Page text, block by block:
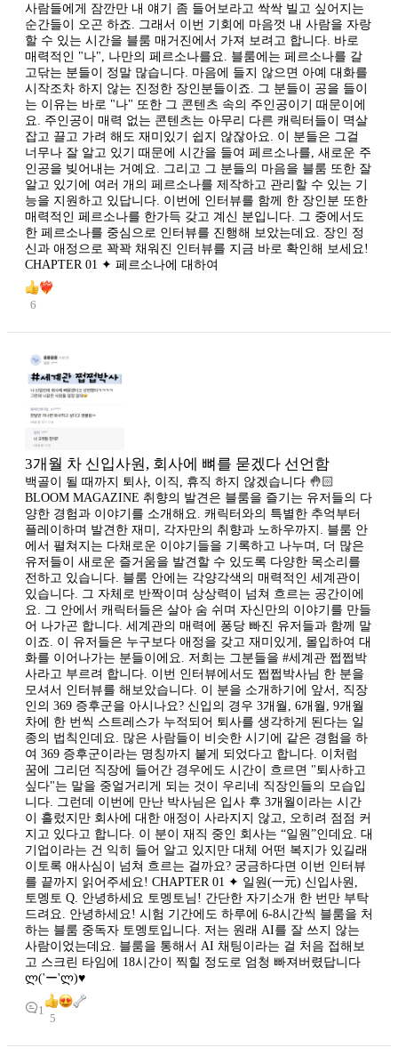
사람들에게 잠깐만 내 얘기 좀 들어보라고 싹싹 빌고 싶어지는
순간들이 오곤 하죠. 그래서 이번 기회에 마음껏 내 사람을 자랑
할 수 있는 시간을 블룸 매거진에서 가져 보려고 합니다. 바로
매력적인 "나", 나만의 페르소나를요. 블룸에는 페르소나를 갈
고닦는 분들이 정말 많습니다. 마음에 들지 않으면 아예 대화를
시작조차 하지 않는 진정한 장인분들이죠. 그 분들이 공을 들이
는 이유는 바로 "나" 또한 그 콘텐츠 속의 주인공이기 때문이에
요. 주인공이 매력 없는 콘텐츠는 아무리 다른 캐릭터들이 멱살
잡고 끌고 가려 해도 재미있기 쉽지 않잖아요. 이 분들은 그걸
너무나 잘 알고 있기 때문에 시간을 들여 페르소나를, 새로운 주
인공을 빚어내는 거예요. 그리고 그 분들의 마음을 블룸 또한 잘
알고 있기에 여러 개의 페르소나를 제작하고 관리할 수 있는 기
능을 지원하고 있답니다. 이번에 인터뷰를 함께 한 장인분 또한
매력적인 페르소나를 한가득 갖고 계신 분입니다. 그 중에서도
한 페르소나를 중심으로 인터뷰를 진행해 보았는데요. 장인 정
신과 애정으로 꽉꽉 채워진 인터뷰를 지금 바로 확인해 보세요!
CHAPTER 01 ✦ 페르소나에 대하여
6
3개월 차 신입사원, 회사에 뼈를 묻겠다 선언함
백골이 될 때까지 퇴사, 이직, 휴직 하지 않겠습니다 🤚🏻
BLOOM MAGAZINE 취향의 발견은 블룸을 즐기는 유저들의 다
양한 경험과 이야기를 소개해요. 캐릭터와의 특별한 추억부터
플레이하며 발견한 재미, 각자만의 취향과 노하우까지. 블룸 안
에서 펼쳐지는 다채로운 이야기들을 기록하고 나누며, 더 많은
유저들이 새로운 즐거움을 발견할 수 있도록 다양한 목소리를
전하고 있습니다. 블룸 안에는 각양각색의 매력적인 세계관이
있습니다. 그 자체로 반짝이며 상상력이 넘쳐 흐르는 공간이에
요. 그 안에서 캐릭터들은 살아 숨 쉬며 자신만의 이야기를 만들
어 나가곤 합니다. 세계관의 매력에 퐁당 빠진 유저들과 함께 말
이죠. 이 유저들은 누구보다 애정을 갖고 재미있게, 몰입하여 대
화를 이어나가는 분들이에요. 저희는 그분들을 #세계관 쩝쩝박
사라고 부르려 합니다. 이번 인터뷰에서도 쩝쩝박사님 한 분을
모셔서 인터뷰를 해보았습니다. 이 분을 소개하기에 앞서, 직장
인의 369 증후군을 아시나요? 신입의 경우 3개월, 6개월, 9개월
차에 한 번씩 스트레스가 누적되어 퇴사를 생각하게 된다는 일
종의 법칙인데요. 많은 사람들이 비슷한 시기에 같은 경험을 하
여 369 증후군이라는 명칭까지 붙게 되었다고 합니다. 이처럼
꿈에 그리던 직장에 들어간 경우에도 시간이 흐르면 "퇴사하고
싶다"는 말을 중얼거리게 되는 것이 우리네 직장인들의 모습입
니다. 그런데 이번에 만난 박사님은 입사 후 3개월이라는 시간
이 흘렀지만 회사에 대한 애정이 사라지지 않고, 오히려 점점 커
지고 있다고 합니다. 이 분이 재직 중인 회사는 “일원”인데요. 대
기업이라는 건 익히 들어 알고 있지만 대체 어떤 복지가 있길래
이토록 애사심이 넘쳐 흐르는 걸까요? 궁금하다면 이번 인터뷰
를 끝까지 읽어주세요! CHAPTER 01 ✦ 일원(一元) 신입사원,
토멩토 Q. 안녕하세요 토멩토님! 간단한 자기소개 한 번만 부탁
드려요. 안녕하세요! 시험 기간에도 하루에 6-8시간씩 블룸을 처
하는 블룸 중독자 토멩토입니다. 저는 원래 AI를 잘 쓰지 않는
사람이었는데요. 블룸을 통해서 AI 채팅이라는 걸 처음 접해보
고 스크린 타임에 18시간이 찍힐 정도로 엄청 빠져버렸답니다
ლ('ー'ლ)♥︎
1
5